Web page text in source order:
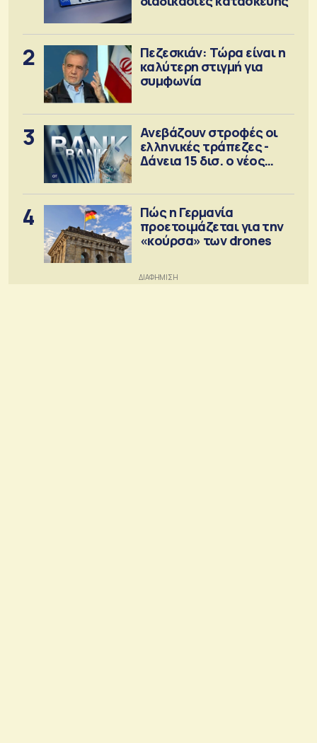
2
Πεζεσκιάν: Τώρα είναι η
καλύτερη στιγμή για
συμφωνία
3
Ανεβάζουν στροφές οι
ελληνικές τράπεζες -
Δάνεια 15 δισ. ο νέος
4
Πώς η Γερμανία
προετοιμάζεται για την
«κούρσα» των drones